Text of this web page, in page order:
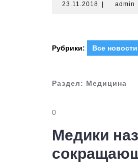
23.11.2018 23.11.2018
admin
Рубрики: Все новости
Раздел: Медицина
0
Медики